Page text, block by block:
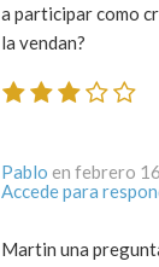
a participar como
la vendan?
Pablo
Accede para
Martin una